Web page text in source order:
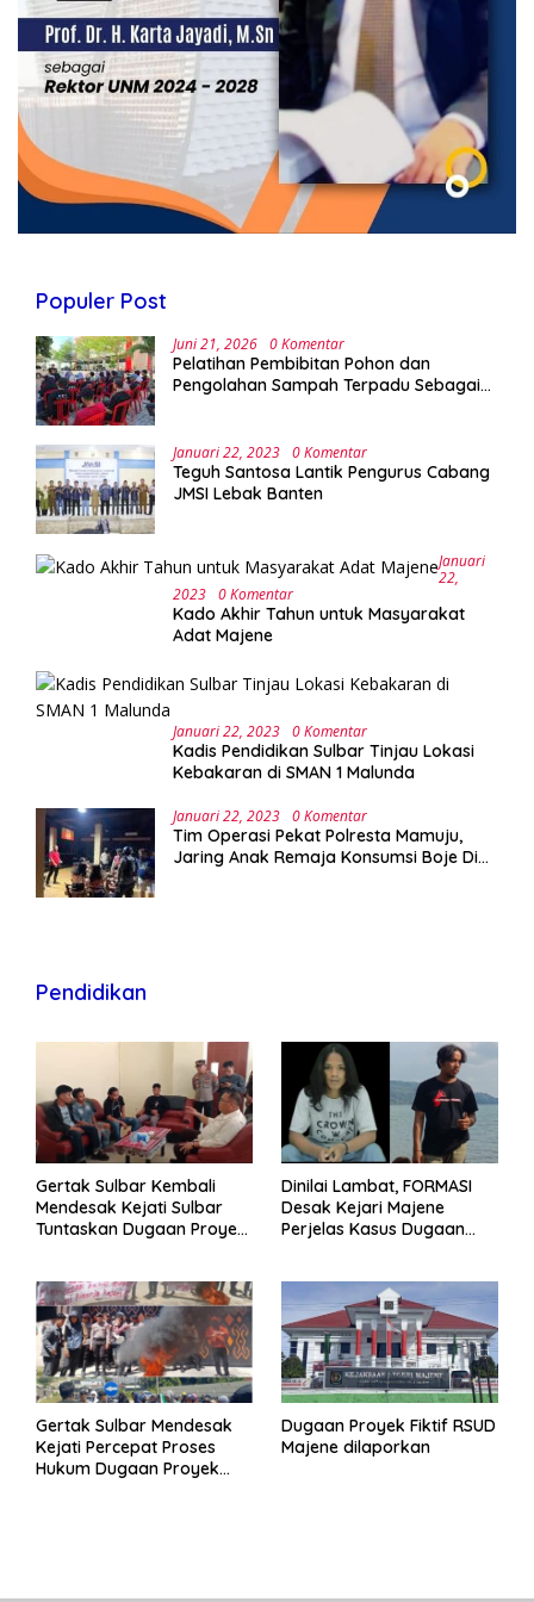
Populer Post
Juni 21, 2026 0 Komentar
Pelatihan Pembibitan Pohon dan
Pengolahan Sampah Terpadu Sebagai
Januari 22, 2023 0 Komentar
Teguh Santosa Lantik Pengurus Cabang
JMSI Lebak Banten
Januari
22,
2023 0 Komentar
Kado Akhir Tahun untuk Masyarakat
Adat Majene
Januari 22, 2023 0 Komentar
Kadis Pendidikan Sulbar Tinjau Lokasi
Kebakaran di SMAN 1 Malunda
Januari 22, 2023 0 Komentar
Tim Operasi Pekat Polresta Mamuju,
Jaring Anak Remaja Konsumsi Boje Di
Pendidikan
Gertak Sulbar Kembali
Mendesak Kejati Sulbar
Tuntaskan Dugaan Proyek
Dinilai Lambat, FORMASI
Desak Kejari Majene
Perjelas Kasus Dugaan
Gertak Sulbar Mendesak
Kejati Percepat Proses
Hukum Dugaan Proyek
Dugaan Proyek Fiktif RSUD
Majene dilaporkan